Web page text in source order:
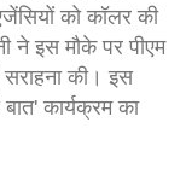
को कॉलर की
ने इस मौके पर पीएम
की। इस
कार्यक्रम का